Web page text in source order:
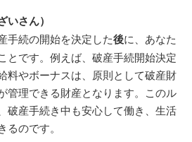
さん）
手続の開始を決定した後に、あなた
とです。例えば、破産手続開始決定
料やボーナスは、原則として破産財
管理できる財産となります。このル
破産手続き中も安心して働き、生活
のです。